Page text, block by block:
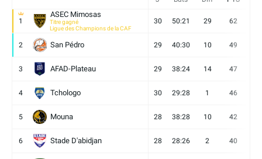
1
ASEC Mimosas
Titre gagné
Ligue des Champions de la CAF
30 50:21 29 62
2 San Pédro 29 40:30 10 49
3 AFAD-Plateau 29 38:24 14 47
4 Tchologo 30 29:28 1 46
5 Mouna 28 38:28 10 42
6 Stade D'abidjan 28 28:26 2 40